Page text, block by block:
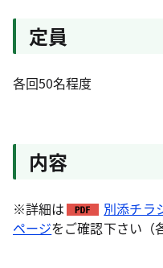
定員
各回50名程度
内容
※詳細は 別添チラ
ページをご確認下さい（